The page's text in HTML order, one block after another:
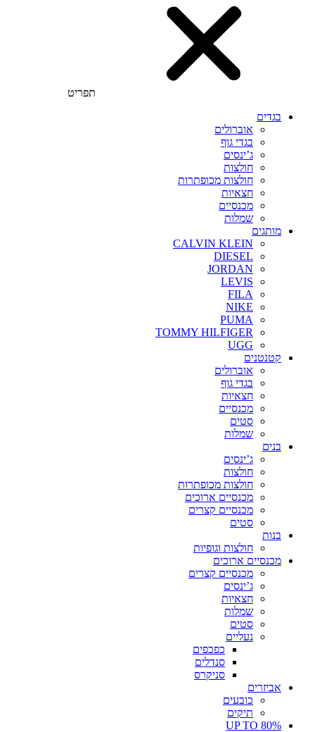
תפריט
בגדים
אוברולים
בגדי גוף
ג’ינסים
חולצות
חולצות מכופתרות
חצאיות
מכנסיים
שמלות
מותגים
CALVIN KLEIN
DIESEL
JORDAN
LEVIS
FILA
NIKE
PUMA
TOMMY HILFIGER
UGG
קטנטנים
אוברולים
בגדי גוף
חצאיות
מכנסיים
סטים
שמלות
בנים
ג’ינסים
חולצות
חולצות מכופתרות
מכנסיים ארוכים
מכנסיים קצרים
סטים
בנות
חולצות וגופיות
מכנסיים ארוכים
מכנסיים קצרים
ג’ינסים
חצאיות
שמלות
סטים
נעליים
כפכפים
סנדלים
סניקרס
אביזרים
כובעים
תיקים
UP TO 80%